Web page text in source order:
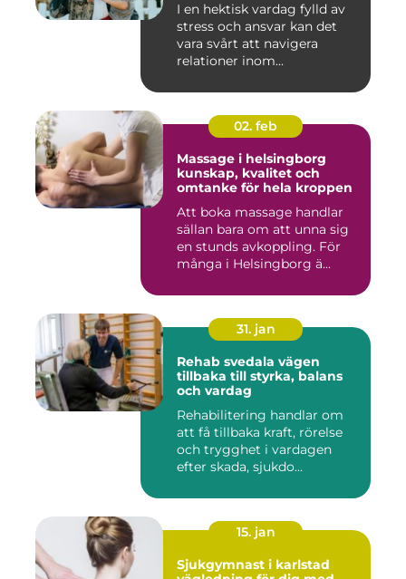
I en hektisk vardag fylld av
stress och ansvar kan det
vara svårt att navigera
relationer inom...
02. feb
Massage i helsingborg
kunskap, kvalitet och
omtanke för hela kroppen
Att boka massage handlar
sällan bara om att unna sig
en stunds avkoppling. För
många i Helsingborg ä...
31. jan
Rehab svedala vägen
tillbaka till styrka, balans
och vardag
Rehabilitering handlar om
att få tillbaka kraft, rörelse
och trygghet i vardagen
efter skada, sjukdo...
15. jan
Sjukgymnast i karlstad